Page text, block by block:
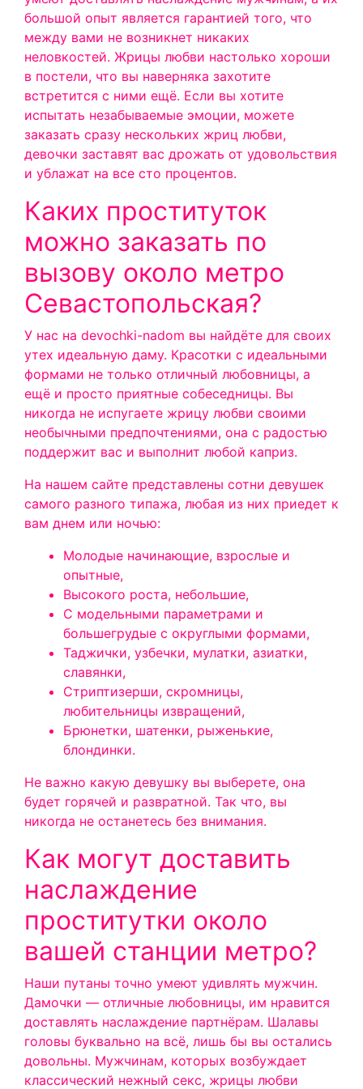
большой опыт является гарантией того, что
между вами не возникнет никаких
неловкостей. Жрицы любви настолько хороши
в постели, что вы наверняка захотите
встретится с ними ещё. Если вы хотите
испытать незабываемые эмоции, можете
заказать сразу нескольких жриц любви,
девочки заставят вас дрожать от удовольствия
и ублажат на все сто процентов.
Каких проституток
можно заказать по
вызову около метро
Севастопольская?
У нас на devochki-nadom вы найдёте для своих
утех идеальную даму. Красотки с идеальными
формами не только отличный любовницы, а
ещё и просто приятные собеседницы. Вы
никогда не испугаете жрицу любви своими
необычными предпочтениями, она с радостью
поддержит вас и выполнит любой каприз.
На нашем сайте представлены сотни девушек
самого разного типажа, любая из них приедет к
вам днем или ночью:
Молодые начинающие, взрослые и
опытные,
Высокого роста, небольшие,
С модельными параметрами и
большегрудые с округлыми формами,
Таджички, узбечки, мулатки, азиатки,
славянки,
Стриптизерши, скромницы,
любительницы извращений,
Брюнетки, шатенки, рыженькие,
блондинки.
Не важно какую девушку вы выберете, она
будет горячей и развратной. Так что, вы
никогда не останетесь без внимания.
Как могут доставить
наслаждение
проститутки около
вашей станции метро?
Наши путаны точно умеют удивлять мужчин.
Дамочки — отличные любовницы, им нравится
доставлять наслаждение партнёрам. Шалавы
головы буквально на всё, лишь бы вы остались
довольны. Мужчинам, которых возбуждает
классический нежный секс, жрицы любви